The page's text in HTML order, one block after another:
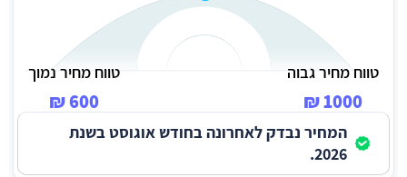
טווח מחיר גבוה
1000 ₪
טווח מחיר נמוך
600 ₪
המחיר נבדק לאחרונה בחודש אוגוסט בשנת
2026.